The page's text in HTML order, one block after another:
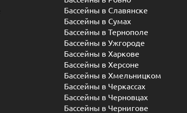
Бассейны в Славянске
Бассейны в Сумах
Бассейны в Тернополе
Бассейны в Ужгороде
Бассейны в Харкове
Бассейны в Херсоне
Бассейны в Хмельницком
Бассейны в Черкассах
Бассейны в Черновцах
Бассейны в Чернигове